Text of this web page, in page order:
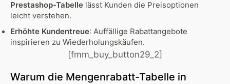
Prestashop-Tabelle lässt Kunden die Preisoptionen
leicht verstehen.
Erhöhte Kundentreue: Auffällige Rabattangebote
inspirieren zu Wiederholungskäufen.
[fmm_buy_button29_2]
Warum die Mengenrabatt-Tabelle in